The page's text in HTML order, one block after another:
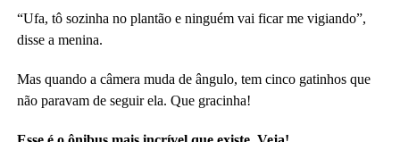
“Ufa, tô sozinha no plantão e ninguém vai ficar me vigiando”,
disse a menina.
Mas quando a câmera muda de ângulo, tem cinco gatinhos que
não paravam de seguir ela. Que gracinha!